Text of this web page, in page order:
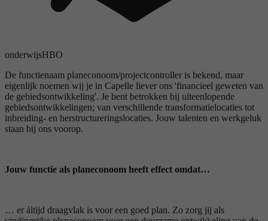
onderwijsHBO
De functienaam planeconoom/projectcontroller is bekend, maar
eigenlijk noemen wij je in Capelle liever ons 'financieel geweten van
de gebiedsontwikkeling'. Je bent betrokken bij uiteenlopende
gebiedsontwikkelingen; van verschillende transformatielocaties tot
inbreiding- en herstructureringslocaties. Jouw talenten en werkgeluk
staan bij ons voorop.
Jouw functie als planeconoom heeft effect omdat…
… er áltijd draagvlak is voor een goed plan. Zo zorg jij als